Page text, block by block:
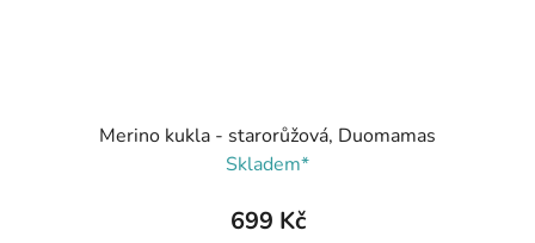
Merino kukla - starorůžová, Duomamas
Skladem*
699 Kč